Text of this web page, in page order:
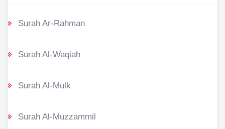
Surah Ar-Rahman
Surah Al-Waqiah
Surah Al-Mulk
Surah Al-Muzzammil